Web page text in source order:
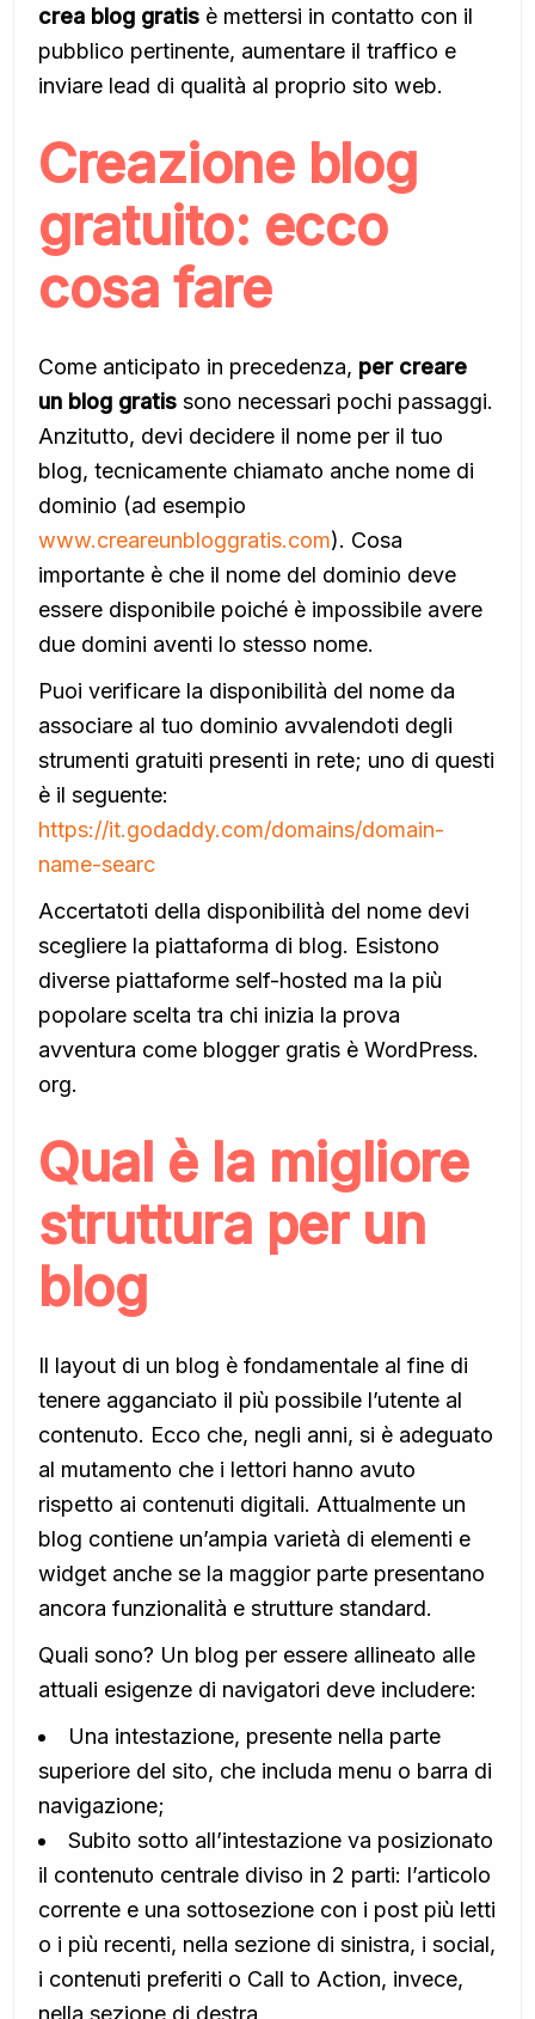
crea blog gratis è mettersi in contatto con il
pubblico pertinente, aumentare il traffico e
inviare lead di qualità al proprio sito web.
Creazione blog
gratuito: ecco
cosa fare
Come anticipato in precedenza, per creare
un blog gratis sono necessari pochi passaggi.
Anzitutto, devi decidere il nome per il tuo
blog, tecnicamente chiamato anche nome di
dominio (ad esempio
www.creareunbloggratis.com). Cosa
importante è che il nome del dominio deve
essere disponibile poiché è impossibile avere
due domini aventi lo stesso nome.
Puoi verificare la disponibilità del nome da
associare al tuo dominio avvalendoti degli
strumenti gratuiti presenti in rete; uno di questi
è il seguente:
https://it.godaddy.com/domains/domain-
name-searc
Accertatoti della disponibilità del nome devi
scegliere la piattaforma di blog. Esistono
diverse piattaforme self-hosted ma la più
popolare scelta tra chi inizia la prova
avventura come blogger gratis è WordPress.
org.
Qual è la migliore
struttura per un
blog
Il layout di un blog è fondamentale al fine di
tenere agganciato il più possibile l’utente al
contenuto. Ecco che, negli anni, si è adeguato
al mutamento che i lettori hanno avuto
rispetto ai contenuti digitali. Attualmente un
blog contiene un’ampia varietà di elementi e
widget anche se la maggior parte presentano
ancora funzionalità e strutture standard.
Quali sono? Un blog per essere allineato alle
attuali esigenze di navigatori deve includere:
Una intestazione, presente nella parte
superiore del sito, che includa menu o barra di
navigazione;
Subito sotto all’intestazione va posizionato
il contenuto centrale diviso in 2 parti: l’articolo
corrente e una sottosezione con i post più letti
o i più recenti, nella sezione di sinistra, i social,
i contenuti preferiti o Call to Action, invece,
nella sezione di destra